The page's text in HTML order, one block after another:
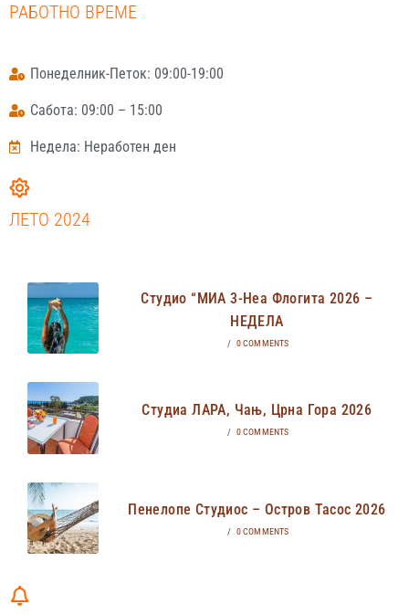
РАБОТНО ВРЕМЕ
Понеделник-Петок: 09:00-19:00
Сабота: 09:00 – 15:00
Недела: Неработен ден
ЛЕТО 2024
Студио “МИА 3-Неа Флогита 2026 –
НЕДЕЛА
/ 0 COMMENTS
Студиа ЛАРА, Чањ, Црна Гора 2026
/ 0 COMMENTS
Пенелопе Студиос – Остров Тасос 2026
/ 0 COMMENTS